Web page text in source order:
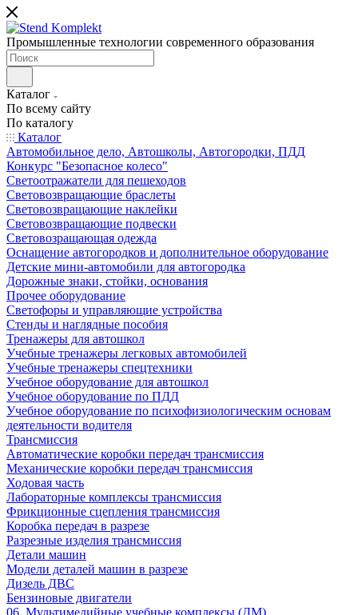
Промышленные технологии современного образования
Каталог
По всему сайту
По каталогу
Каталог
Автомобильное дело, Автошколы, Автогородки, ПДД
Конкурс "Безопасное колесо"
Светоотражатели для пешеходов
Световозвращающие браслеты
Световозвращающие наклейки
Световозвращающие подвески
Световозращающая одежда
Оснащение автогородков и дополнительное оборудование
Детские мини-автомобили для автогородка
Дорожные знаки, стойки, основания
Прочее оборудование
Светофоры и управляющие устройства
Стенды и наглядные пособия
Тренажеры для автошкол
Учебные тренажеры легковых автомобилей
Учебные тренажеры спецтехники
Учебное оборудование для автошкол
Учебное оборудование по ПДД
Учебное оборудование по психофизиологическим основам
деятельности водителя
Трансмиссия
Автоматические коробки передач трансмиссия
Механические коробки передач трансмиссия
Ходовая часть
Лабораторные комплексы трансмиссия
Фрикционные сцепления трансмиссия
Коробка передач в разрезе
Разрезные изделия трансмиссия
Детали машин
Модели деталей машин в разрезе
Дизель ДВС
Бензиновые двигатели
06. Мультимедийные учебные комплексы (ДМ)